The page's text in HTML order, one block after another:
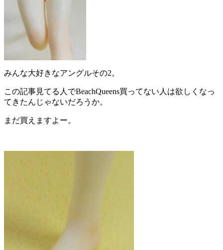
みんな大好きなアングルその2。
この記事見てる人でBeachQueens買ってない人は欲しくなっ
てきたんじゃないだろうか。
まだ買えますよー。